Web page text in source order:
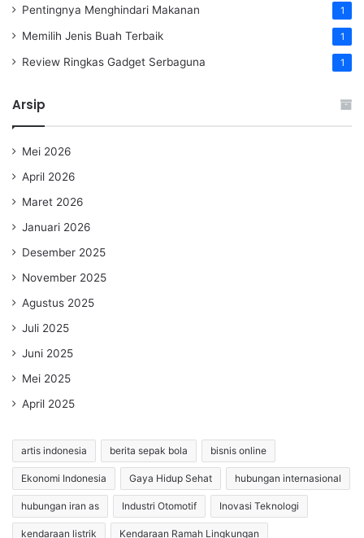
Pentingnya Menghindari Makanan 1
Memilih Jenis Buah Terbaik 1
Review Ringkas Gadget Serbaguna 1
Arsip
Mei 2026
April 2026
Maret 2026
Januari 2026
Desember 2025
November 2025
Agustus 2025
Juli 2025
Juni 2025
Mei 2025
April 2025
artis indonesia berita sepak bola bisnis online
Ekonomi Indonesia Gaya Hidup Sehat hubungan internasional
hubungan iran as Industri Otomotif Inovasi Teknologi
kendaraan listrik Kendaraan Ramah Lingkungan